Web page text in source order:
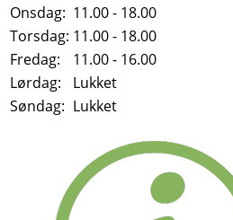
Onsdag: 11.00 - 18.00
Torsdag: 11.00 - 18.00
Fredag:
11.00 - 16.00
Lørdag:
Lukket
Søndag: Lukket